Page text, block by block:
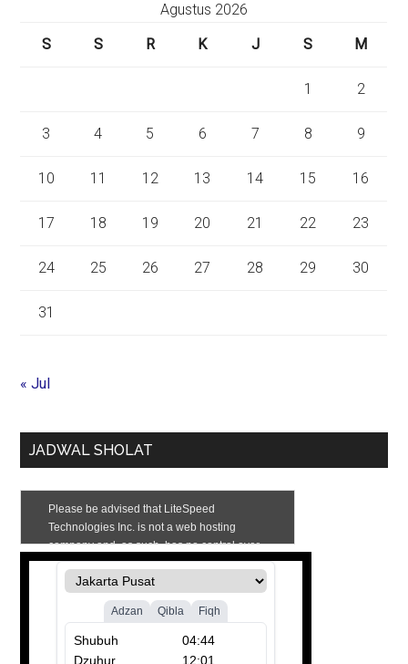
Agustus 2026
S
S R K J S M
1 2
3 4 5 6 7 8 9
10 11 12 13 14 15 16
17 18 19 20 21 22 23
24 25 26 27 28 29 30
31
« Jul
JADWAL SHOLAT